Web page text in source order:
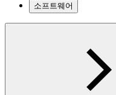
소프트웨어